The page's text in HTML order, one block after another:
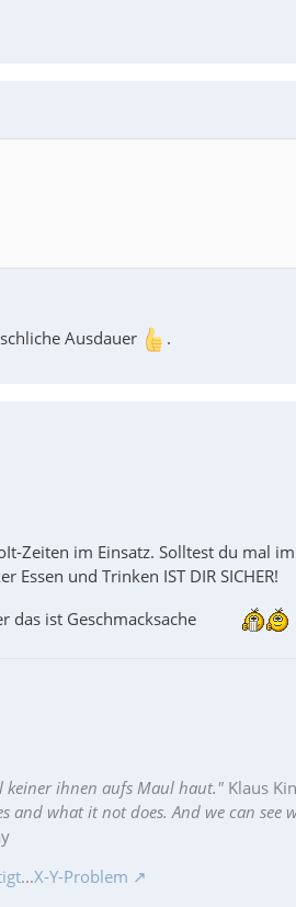
Ausdauer .
Zeiten im Einsatz. Solltest du mal
und Trinken IST DIR SICHER!
das ist Geschmacksache
keiner ihnen aufs Maul haut." Klaus
and what it not does. And we can see
...X-Y-Problem